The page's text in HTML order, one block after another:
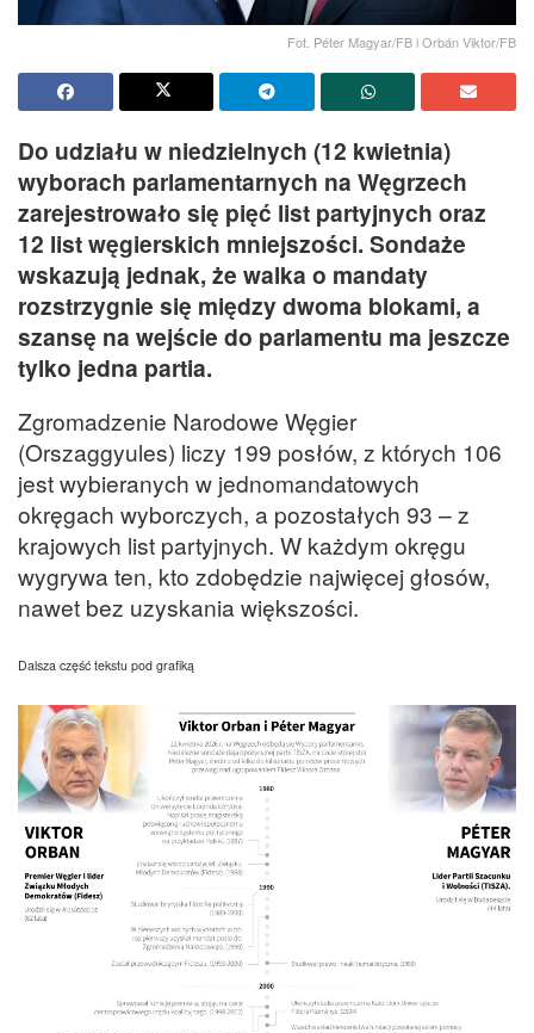
Fot. Péter Magyar/FB i Orbán Viktor/FB
Do udziału w niedzielnych (12 kwietnia)
wyborach parlamentarnych na Węgrzech
zarejestrowało się pięć list partyjnych oraz
12 list węgierskich mniejszości. Sondaże
wskazują jednak, że walka o mandaty
rozstrzygnie się między dwoma blokami, a
szansę na wejście do parlamentu ma jeszcze
tylko jedna partia.
Zgromadzenie Narodowe Węgier
(Orszaggyules) liczy 199 posłów, z których 106
jest wybieranych w jednomandatowych
okręgach wyborczych, a pozostałych 93 – z
krajowych list partyjnych. W każdym okręgu
wygrywa ten, kto zdobędzie najwięcej głosów,
nawet bez uzyskania większości.
Dalsza część tekstu pod grafiką